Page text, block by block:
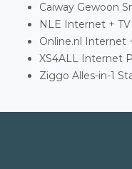
Caiway Gewoon
NLE Internet +
Online.nl Internet
XS4ALL Internet
Ziggo Alles-in-1